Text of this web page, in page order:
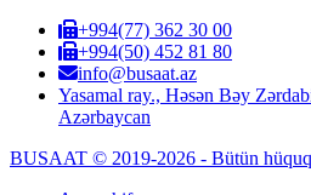
+994(77) 362 30 00
+994(50) 452 81 80
info@busaat.az
Yasamal ray., Həsən Bəy
Azərbaycan
BUSAAT © 2019-2026 - Bütün